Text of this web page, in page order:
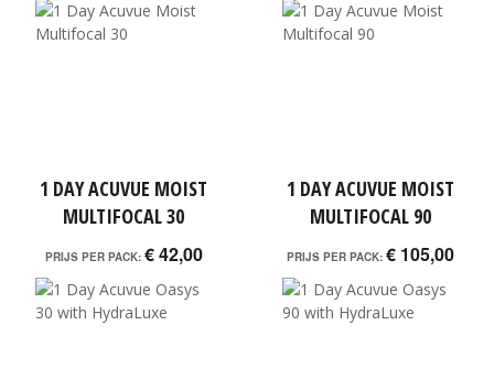
1 DAY ACUVUE MOIST
MULTIFOCAL 30
PRIJS PER PACK: € 42,00
1 DAY ACUVUE MOIST
MULTIFOCAL 90
PRIJS PER PACK: € 105,00